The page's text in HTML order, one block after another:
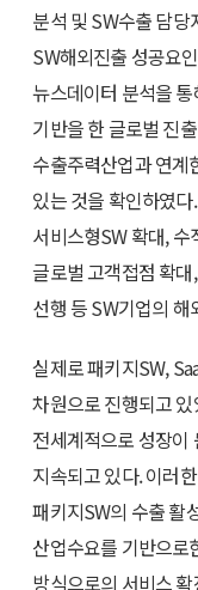
분석 및 SW수출 담
SW해외진출 성공요
뉴스데이터 분석을
기반을 한 글로벌 진
수출주력산업과 연계
있는 것을 확인하였
서비스형SW 확대,
글로벌 고객접점 확
선행 등 SW기업의
실제로 패키지SW,
차원으로 진행되고
전세계적으로 성장이
지속되고 있다. 이러
패키지SW의 수출 활
산업수요를 기반으로
방식으로의 서비스